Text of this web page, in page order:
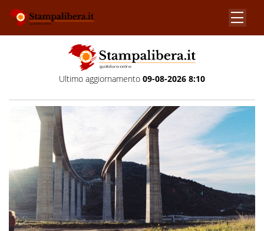
Ultimo aggiornamento 09-08-2026 8:10